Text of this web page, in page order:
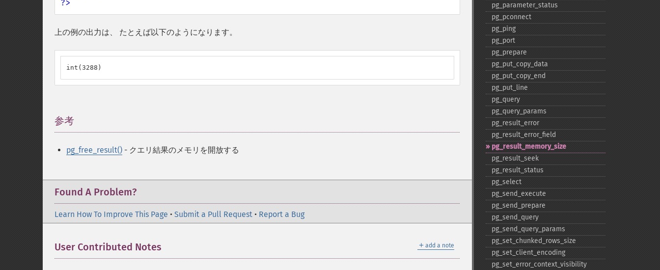
?>
上の例の出力は、 たとえば以下のようになります。
int(3288)
参考
pg_free_result() - クエリ結果のメモリを開放する
Found A Problem?
Learn How To Improve This Page • Submit a Pull Request • Report a Bug
＋ add a note
User Contributed Notes
pg_​parameter_​status
pg_​pconnect
pg_​ping
pg_​port
pg_​prepare
pg_​put_​copy_​data
pg_​put_​copy_​end
pg_​put_​line
pg_​query
pg_​query_​params
pg_​result_​error
pg_​result_​error_​field
pg_​result_​memory_​size
pg_​result_​seek
pg_​result_​status
pg_​select
pg_​send_​execute
pg_​send_​prepare
pg_​send_​query
pg_​send_​query_​params
pg_​set_​chunked_​rows_​size
pg_​set_​client_​encoding
pg_​set_​error_​context_​visibility